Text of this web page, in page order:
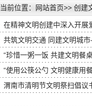
当前位置： 网站首页>> 创建
在精神文明创建中深入开展
共筑文明交通 同建文明城
“珍惜一粥一饭 共建文明餐
“使用公筷公勺 文明健康用
渭南市清明节文明祭扫倡议